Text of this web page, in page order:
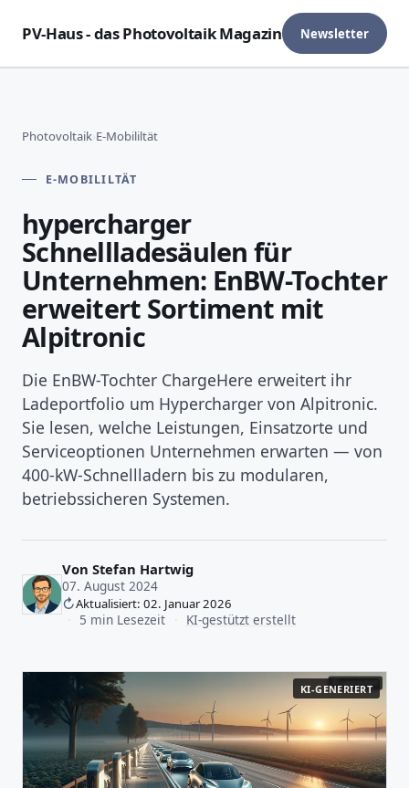
PV-Haus - das Photovoltaik Magazin Newsletter
Photovoltaik›E-Mobililtät
E-MOBILILTÄT
hypercharger
Schnellladesäulen für
Unternehmen: EnBW-Tochter
erweitert Sortiment mit
Alpitronic
Die EnBW-Tochter ChargeHere erweitert ihr
Ladeportfolio um Hypercharger von Alpitronic.
Sie lesen, welche Leistungen, Einsatzorte und
Serviceoptionen Unternehmen erwarten — von
400‑kW‑Schnellladern bis zu modularen,
betriebssicheren Systemen.
Von Stefan Hartwig
07. August 2024
Aktualisiert: 02. Januar 2026
5 min Lesezeit KI-gestützt erstellt
KI-GENERIERT